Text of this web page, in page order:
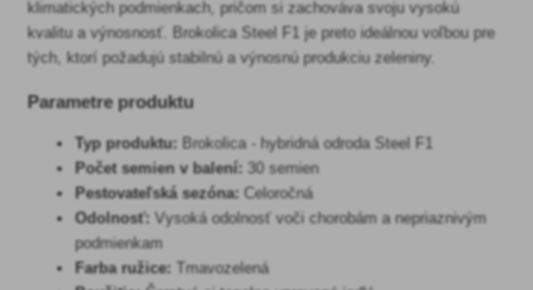
klimatických podmienkach, pričom si zachováva svoju vysokú
kvalitu a výnosnosť. Brokolica Steel F1 je preto ideálnou voľbou pre
tých, ktorí požadujú stabilnú a výnosnú produkciu zeleniny.
Parametre produktu
Typ produktu: Brokolica - hybridná odroda Steel F1
Počet semien v balení: 30 semien
Pestovateľská sezóna: Celoročná
Odolnosť: Vysoká odolnosť voči chorobám a nepriaznivým
podmienkam
Farba ružice: Tmavozelená